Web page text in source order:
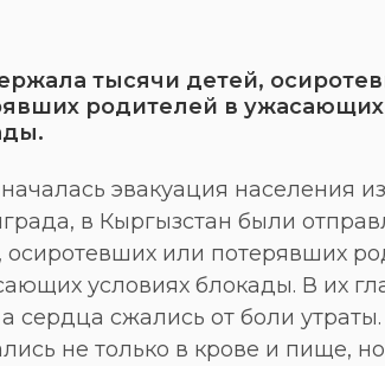
тысячи детей,
родителей в ужасающих
эвакуация населения
в Кыргызстан были
осиротевших или потерявших
условиях блокады. В их
а сердца сжались от боли
не только в крове и пище, но